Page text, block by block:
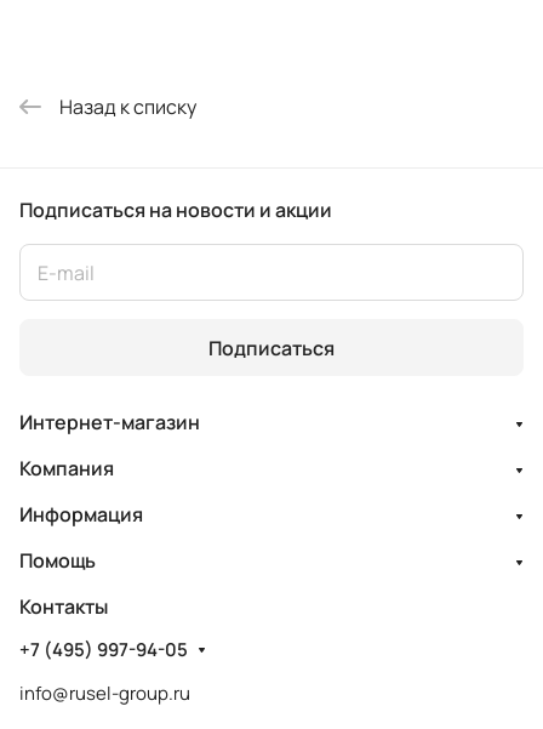
Назад к списку
Подписаться на новости и акции
Подписаться
Интернет-магазин
Компания
Информация
Помощь
Контакты
+7 (495) 997-94-05
info@rusel-group.ru